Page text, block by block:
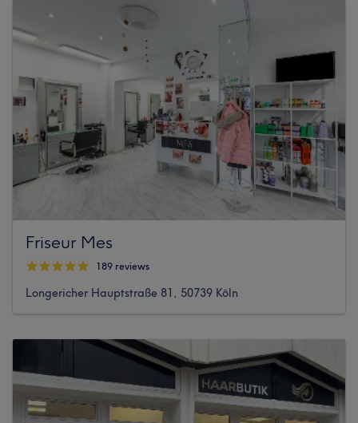
Friseur Mes
189 reviews
Longericher Hauptstraße 81, 50739 Köln